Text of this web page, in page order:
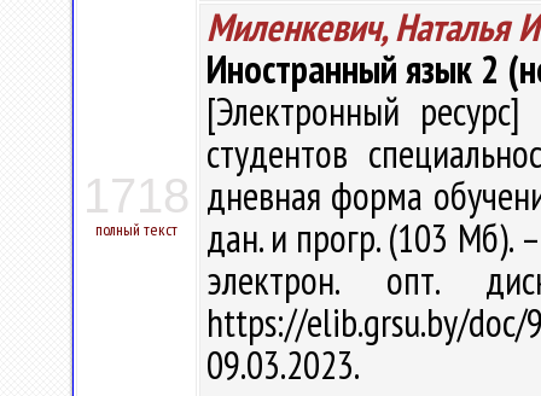
1718
полный текст
Миленкевич, Наталья
Иностранный язык 2
[Электронный
студентов
дневная форма
дан. и прогр. (103 Мб).
электрон. опт.
https://elib.grsu.by/
09.03.2023.